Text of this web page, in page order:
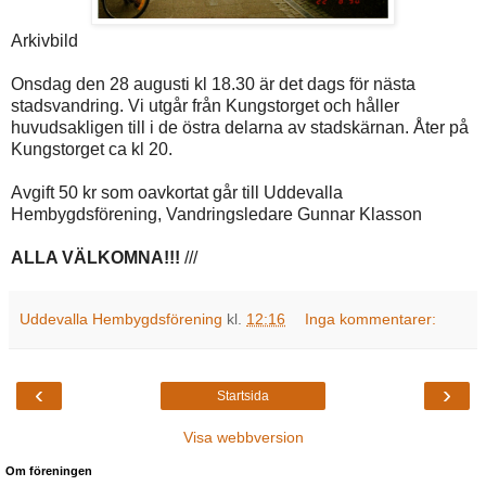
Arkivbild
Onsdag den 28 augusti kl 18.30 är det dags för nästa
stadsvandring. Vi utgår från Kungstorget och håller
huvudsakligen till i de östra delarna av stadskärnan. Åter på
Kungstorget ca kl 20.
Avgift 50 kr som oavkortat går till Uddevalla
Hembygdsförening, Vandringsledare Gunnar Klasson
ALLA VÄLKOMNA!!! ///
Uddevalla Hembygdsförening kl. 12:16 Inga kommentarer:
‹ ›
Startsida
Visa webbversion
Om föreningen